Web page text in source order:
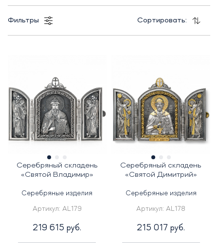
Фильтры Сортировать:
Серебряный складень
«Святой Владимир»
Серебряные изделия
Артикул: AL179
219 615 руб.
Серебряный складень
«Святой Димитрий»
Серебряные изделия
Артикул:AL178
215 017 руб.